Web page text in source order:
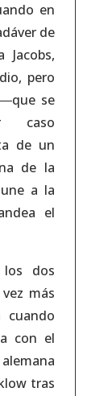
en
de
pero
se
caso
de un
de la
a la
el
los dos
más
cuando
con el
tras